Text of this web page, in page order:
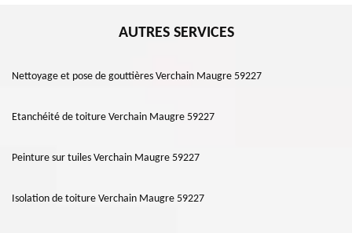
AUTRES SERVICES
Nettoyage et pose de gouttières Verchain Maugre 59227
Etanchéité de toiture Verchain Maugre 59227
Peinture sur tuiles Verchain Maugre 59227
Isolation de toiture Verchain Maugre 59227